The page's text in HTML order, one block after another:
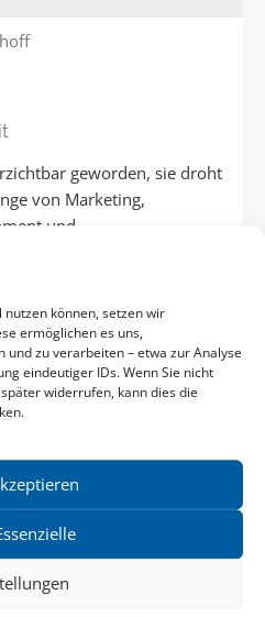
können, setzen wir
ermöglichen es uns,
zu verarbeiten – etwa zur Analyse
eindeutiger IDs. Wenn Sie nicht
widerrufen, kann dies die
geworden, sie droht
von Marketing,
und
Der damit
Lebensumfeldes wird ...